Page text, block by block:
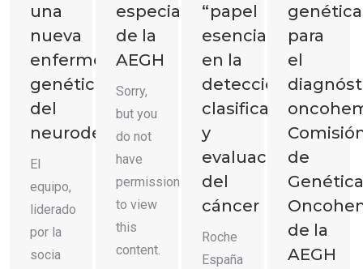
una
nueva
enfermedad
genética
del
neurodesarrollo
El
equipo,
liderado
por la
socia
especializados
de la
AEGH
Sorry,
but you
do not
have
permission
to view
this
content.
“papel
esencial”
en la
detección,
clasificación
y
evaluación
del
cáncer
Roche
España
para
el
de
Genética
de la
AEGH